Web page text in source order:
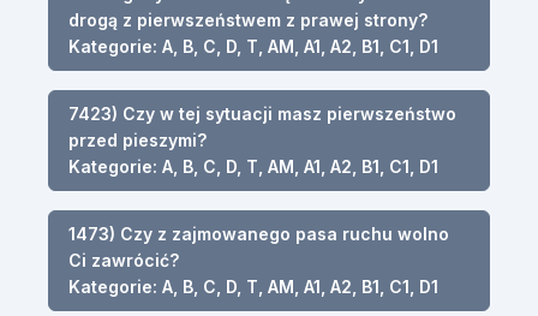
drogą z pierwszeństwem z prawej strony?
Kategorie: A, B, C, D, T, AM, A1, A2, B1, C1, D1
7423) Czy w tej sytuacji masz pierwszeństwo
przed pieszymi?
Kategorie: A, B, C, D, T, AM, A1, A2, B1, C1, D1
1473) Czy z zajmowanego pasa ruchu wolno
Ci zawrócić?
Kategorie: A, B, C, D, T, AM, A1, A2, B1, C1, D1